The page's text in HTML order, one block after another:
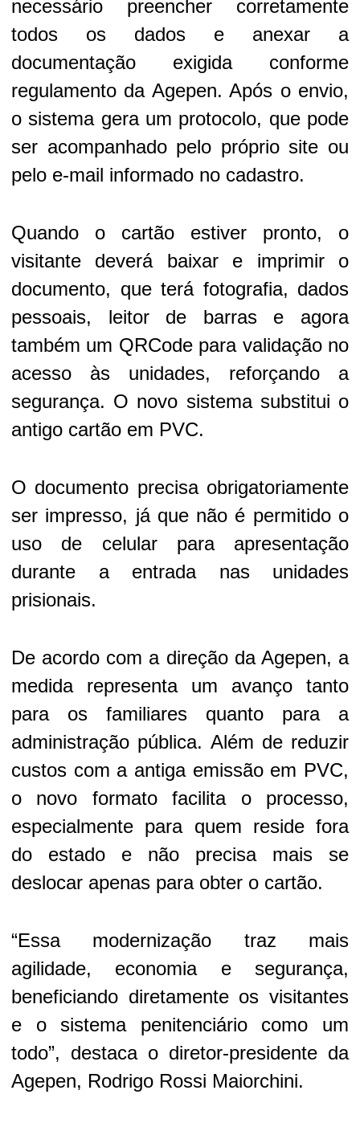
necessário preencher corretamente
todos os dados e anexar a
documentação exigida conforme
regulamento da Agepen. Após o envio,
o sistema gera um protocolo, que pode
ser acompanhado pelo próprio site ou
pelo e-mail informado no cadastro.
Quando o cartão estiver pronto, o
visitante deverá baixar e imprimir o
documento, que terá fotografia, dados
pessoais, leitor de barras e agora
também um QRCode para validação no
acesso às unidades, reforçando a
segurança. O novo sistema substitui o
antigo cartão em PVC.
O documento precisa obrigatoriamente
ser impresso, já que não é permitido o
uso de celular para apresentação
durante a entrada nas unidades
prisionais.
De acordo com a direção da Agepen, a
medida representa um avanço tanto
para os familiares quanto para a
administração pública. Além de reduzir
custos com a antiga emissão em PVC,
o novo formato facilita o processo,
especialmente para quem reside fora
do estado e não precisa mais se
deslocar apenas para obter o cartão.
“Essa modernização traz mais
agilidade, economia e segurança,
beneficiando diretamente os visitantes
e o sistema penitenciário como um
todo”, destaca o diretor-presidente da
Agepen, Rodrigo Rossi Maiorchini.